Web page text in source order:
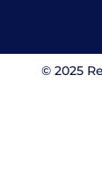
© 2025